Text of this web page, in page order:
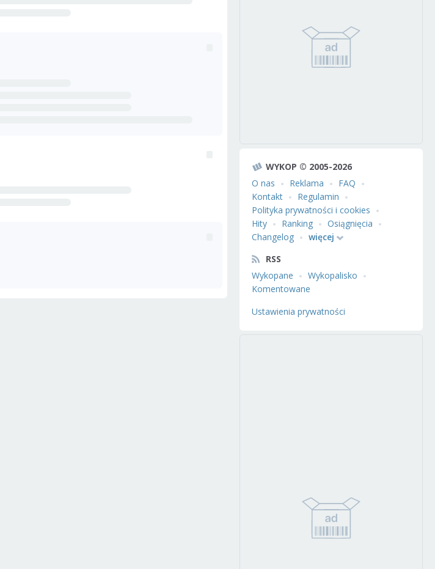
WYKOP © 2005-2026
O nas
Reklama
FAQ
Kontakt
Regulamin
Polityka prywatności i cookies
Hity
Ranking
Osiągnięcia
Changelog
więcej
RSS
Wykopane
Wykopalisko
Komentowane
Ustawienia prywatności